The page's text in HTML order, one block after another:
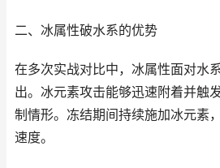
二、冰属性破水系的优势
在多次实战对比中，冰属性面对水
出。冰元素攻击能够迅速附着并触
制情形。冻结期间持续施加冰元素
速度。